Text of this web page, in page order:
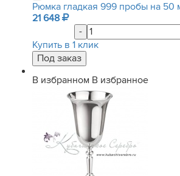
Рюмка гладкая 999 пробы на 50
21 648
-
Купить в 1 клик
В избранном В избранное